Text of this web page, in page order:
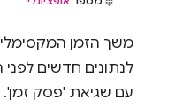
משך הזמן
לנתונים חדשים
עם שגיאת 'פסק זמן'.